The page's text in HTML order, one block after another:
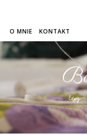
O MNIE KONTAKT
Blog